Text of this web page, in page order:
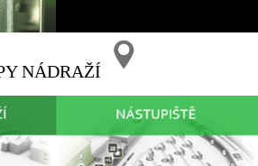
NÁDRAŽÍ